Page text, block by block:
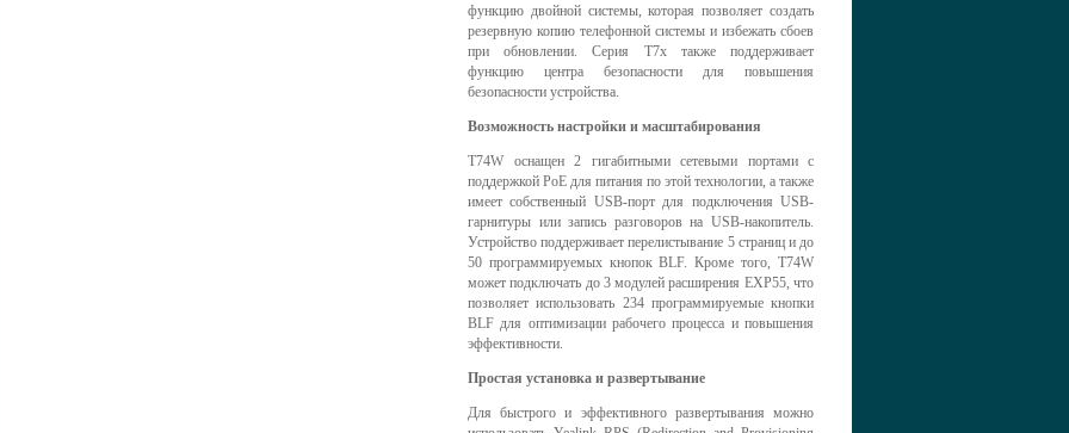
функцию двойной системы, которая позволяет создать
резервную копию телефонной системы и избежать сбоев
при обновлении. Серия T7x также поддерживает
функцию центра безопасности для повышения
безопасности устройства.
Возможность настройки и масштабирования
T74W оснащен 2 гигабитными сетевыми портами с
поддержкой PoE для питания по этой технологии, а также
имеет собственный USB-порт для подключения USB-
гарнитуры или запись разговоров на USB-накопитель.
Устройство поддерживает перелистывание 5 страниц и до
50 программируемых кнопок BLF. Кроме того, T74W
может подключать до 3 модулей расширения EXP55, что
позволяет использовать 234 программируемые кнопки
BLF для оптимизации рабочего процесса и повышения
эффективности.
Простая установка и развертывание
Для быстрого и эффективного развертывания можно